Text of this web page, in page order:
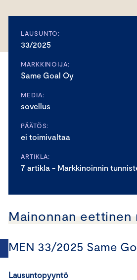
LAUSUNTO:
33/2025
MARKKINOIJA:
Same Goal Oy
MEDIA:
sovellus
PÄÄTÖS:
ei toimivaltaa
ARTIKLA:
7 artikla - Markkinoinnin
Mainonnan eettinen
MEN 33/2025 Same
Lausuntopyyntö